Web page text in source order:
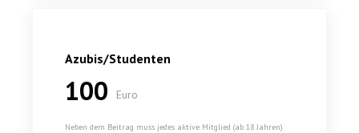
Azubis/Studenten
100 Euro
Neben dem Beitrag muss jedes aktive Mitglied (ab 18 Jahren)